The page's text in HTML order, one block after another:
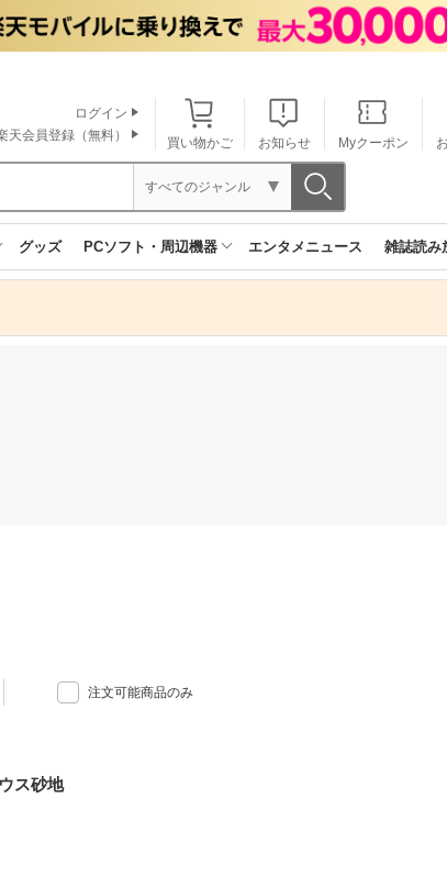
買い物かご お知らせ Myクーポン
ログイン
天会員登録（無料）
すべてのジャンル
グッズ PCソフト・周辺機器 エンタメニュース 雑誌読み
注文可能商品のみ
ス砂地